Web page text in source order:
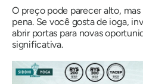
O preço pode parecer alto,
pena. Se você gosta de ioga,
abrir portas para novas
significativa.